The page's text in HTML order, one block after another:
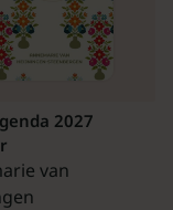
2027
van